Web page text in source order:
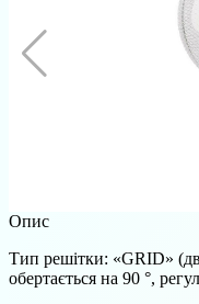
Опис
Тип решітки: «GRID»
обертається на 90 °,